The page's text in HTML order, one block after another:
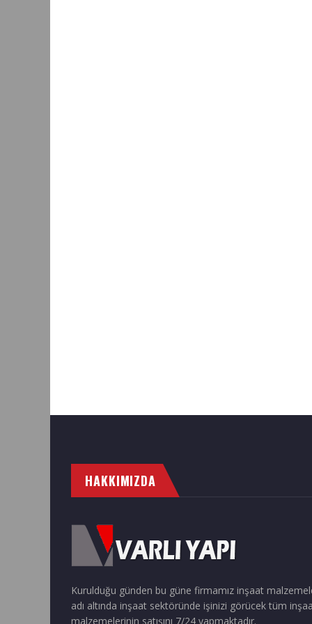
HAKKIMIZDA
Kurulduğu günden bu güne firmamız inşaat
adı altında inşaat sektöründe işinizi görücek tüm
malzemelerinin satışını 7/24 yapmaktadır.